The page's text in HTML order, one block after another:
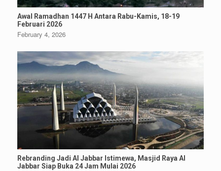
Awal Ramadhan 1447 H Antara Rabu-Kamis, 18-19
Februari 2026
February 4, 2026
Rebranding Jadi Al Jabbar Istimewa, Masjid Raya Al
Jabbar Siap Buka 24 Jam Mulai 2026